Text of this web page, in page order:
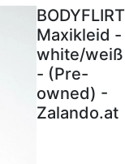
BODYFLIRT
Maxikleid -
white/weiß
- (Pre-
owned) -
Zalando.at